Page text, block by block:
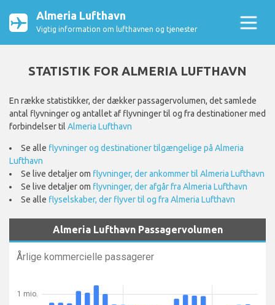
Almeria Lufthavn
Vigtig information om lufthavnen og tjenester
STATISTIK FOR ALMERIA LUFTHAVN
En række statistikker, der dækker passagervolumen, det samlede
antal flyvninger og antallet af flyvninger til og fra destinationer med
forbindelser til Almeria Lufthavn
Se alle flyvninger og destinationer tilgængelige på Almeria
Lufthavn
Se live detaljer om flyvninger, der ankommer til Almeria Lufthavn
Se live detaljer om flyvninger, der afgår fra Almeria Lufthavn
Se alle flyselskaber, der flyver til og fra Almeria Lufthavn
Almeria Lufthavn Passagervolumen
Årlige kommercielle passagerer
1 mio.